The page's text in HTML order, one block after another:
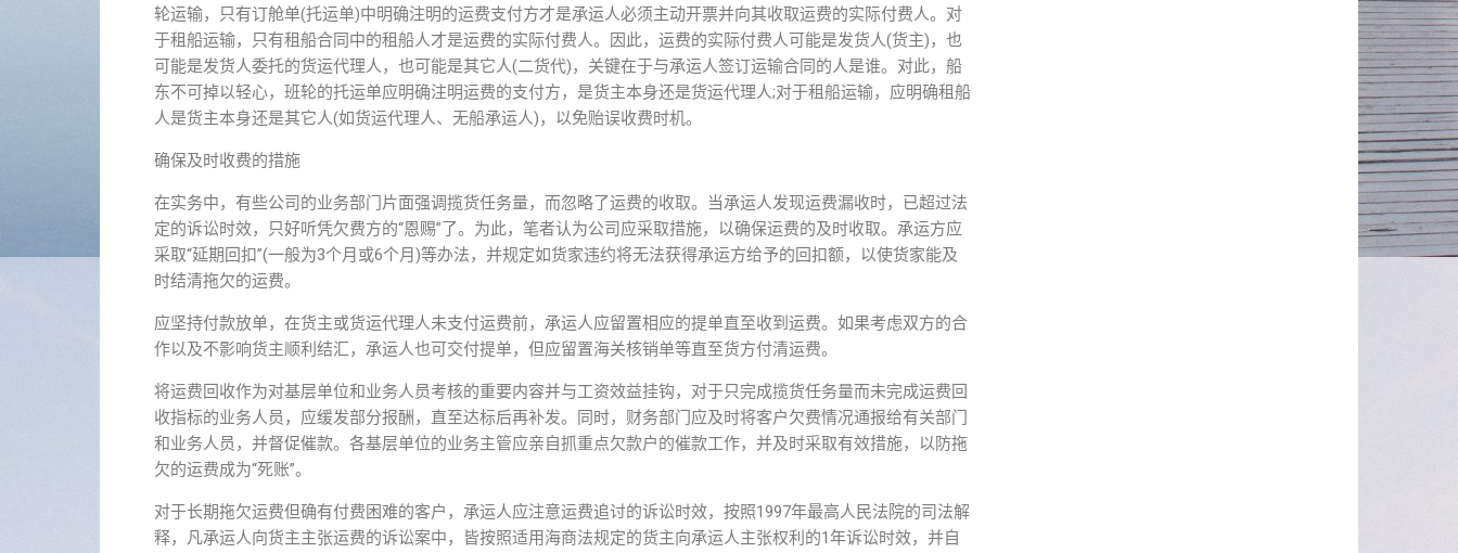
轮运输，只有订舱单(托运单)中明确注明的运费支付方才是承运人必须主动开票并向其收取运费的实际付费人。对
于租船运输，只有租船合同中的租船人才是运费的实际付费人。因此，运费的实际付费人可能是发货人(货主)，也
可能是发货人委托的货运代理人，也可能是其它人(二货代)，关键在于与承运人签订运输合同的人是谁。对此，船
东不可掉以轻心，班轮的托运单应明确注明运费的支付方，是货主本身还是货运代理人;对于租船运输，应明确租船
人是货主本身还是其它人(如货运代理人、无船承运人)，以免贻误收费时机。
确保及时收费的措施
在实务中，有些公司的业务部门片面强调揽货任务量，而忽略了运费的收取。当承运人发现运费漏收时，已超过法
定的诉讼时效，只好听凭欠费方的“恩赐”了。为此，笔者认为公司应采取措施，以确保运费的及时收取。承运方应
采取“延期回扣”(一般为3个月或6个月)等办法，并规定如货家违约将无法获得承运方给予的回扣额，以使货家能及
时结清拖欠的运费。
应坚持付款放单，在货主或货运代理人未支付运费前，承运人应留置相应的提单直至收到运费。如果考虑双方的合
作以及不影响货主顺利结汇，承运人也可交付提单，但应留置海关核销单等直至货方付清运费。
将运费回收作为对基层单位和业务人员考核的重要内容并与工资效益挂钩，对于只完成揽货任务量而未完成运费回
收指标的业务人员，应缓发部分报酬，直至达标后再补发。同时，财务部门应及时将客户欠费情况通报给有关部门
和业务人员，并督促催款。各基层单位的业务主管应亲自抓重点欠款户的催款工作，并及时采取有效措施，以防拖
欠的运费成为“死账”。
对于长期拖欠运费但确有付费困难的客户，承运人应注意运费追讨的诉讼时效，按照1997年最高人民法院的司法解
释，凡承运人向货主主张运费的诉讼案中，皆按照适用海商法规定的货主向承运人主张权利的1年诉讼时效，并自